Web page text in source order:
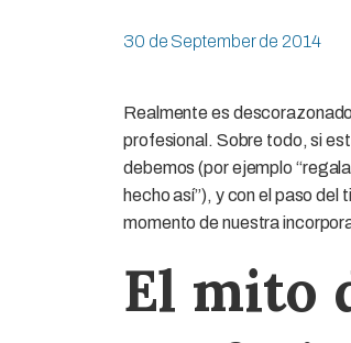
30 de September de 2014
Realmente es
profesional. Sobre todo, si
debemos (por ejemplo
hecho así”), y con el paso del
momento de nuestra
El mito